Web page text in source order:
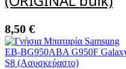
8,50 €